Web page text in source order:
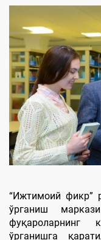
“Ижтимоий фикр”
ўрганиш
фуқароларнинг
ўрганишга